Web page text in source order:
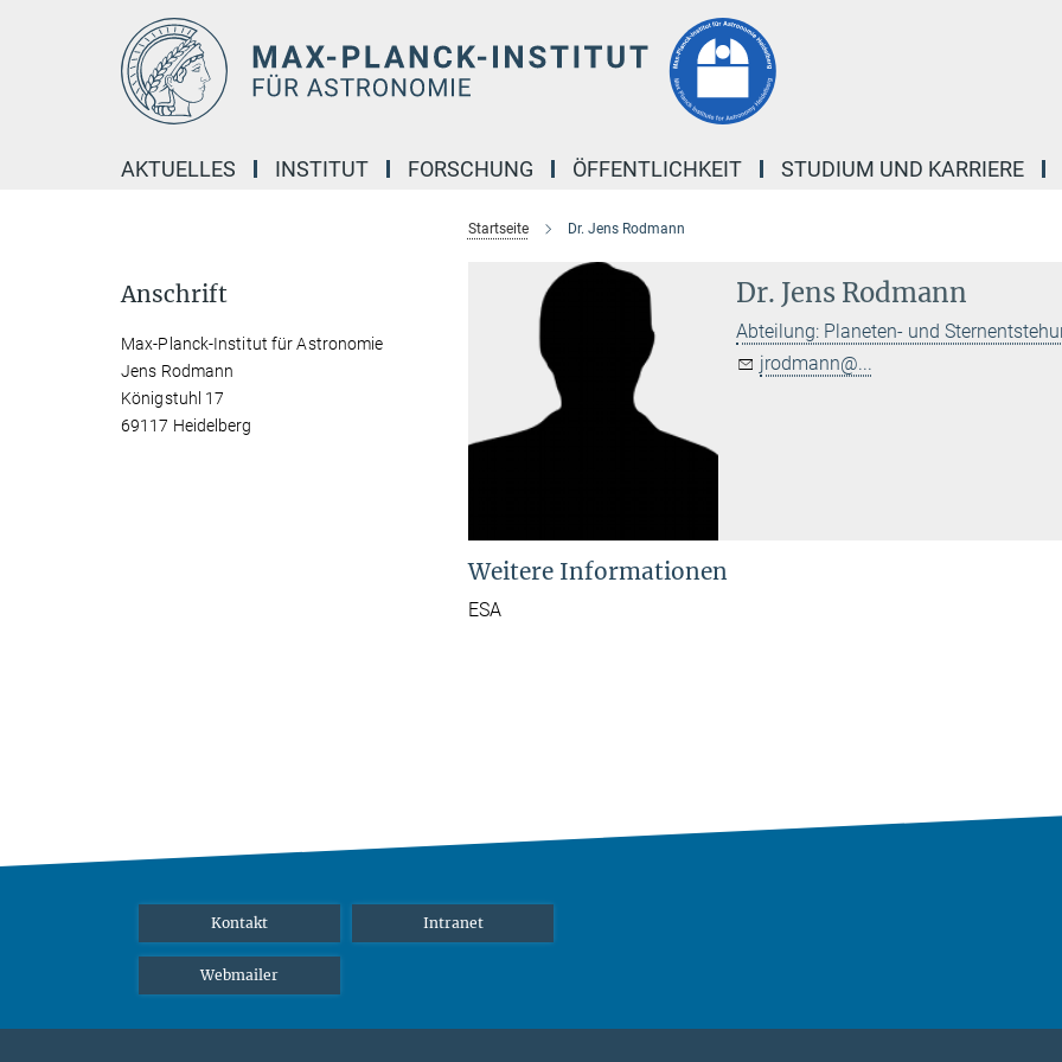
AKTUELLES INSTITUT FORSCHUNG ÖFFENTLICHKEIT STUDIUM UND KARRIERE
Startseite Dr. Jens Rodmann
Dr. Jens Rodmann
Abteilung: Planeten- und
jrodmann@...
Weitere Informationen
ESA
Anschrift
Max-Planck-Institut für Astronomie
Jens Rodmann
Königstuhl 17
69117 Heidelberg
Kontakt Intranet
Webmailer